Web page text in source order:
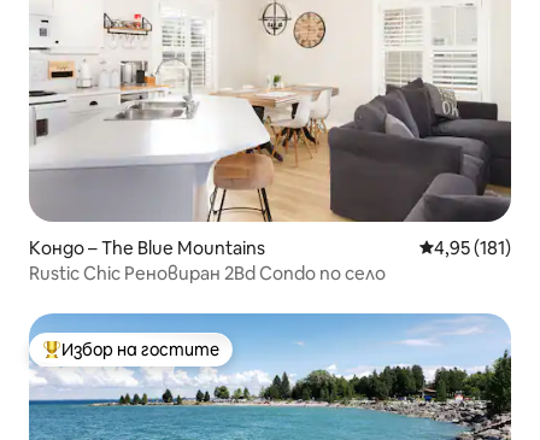
Кондо – The Blue Mountains Средна
4,95 (181)
Rustic Chic Реновиран 2Bd Condo по село
Най-популярен избор на гостите
Избор на гостите